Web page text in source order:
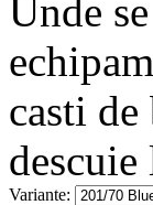
Unde
casti
Variante: